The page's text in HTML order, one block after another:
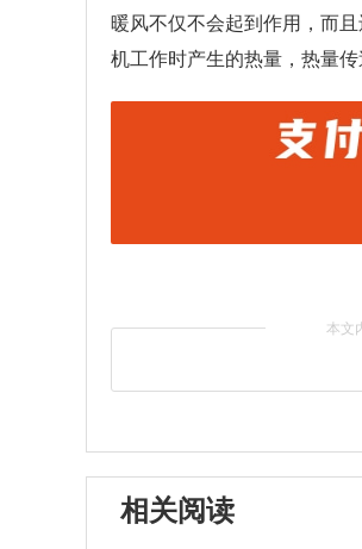
暖风不仅不会起到作用，而
机工作时产生的热量，热量
本文
相关阅读